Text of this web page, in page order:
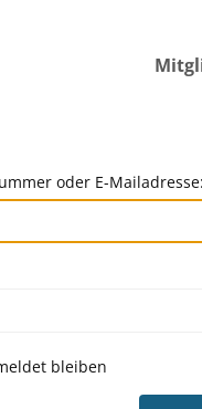
oder E-Mailadresse:
bleiben